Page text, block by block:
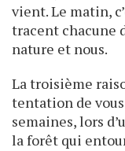
vient. Le matin,
tracent chacune
nature et nous.
La troisième
tentation de vous
semaines, lors
la forêt qui